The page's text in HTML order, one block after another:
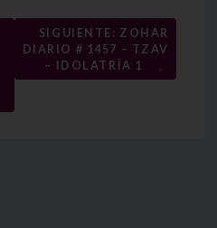
SIGUIENTE: ZOHAR
DIARIO # 1457 – TZAV
– IDOLATRÍA 1
→